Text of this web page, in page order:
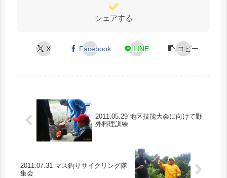
シェアする
X Facebook LINE コピー
2011.05.29 地区技能大会に向けて野
外料理訓練
2011.07.31 マス釣りサイクリング隊
集会